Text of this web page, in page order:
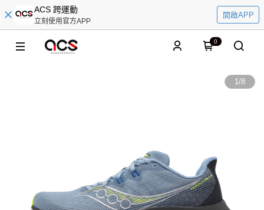
ACS 跨運動
立刻使用官方APP
開啟APP
0
1/8